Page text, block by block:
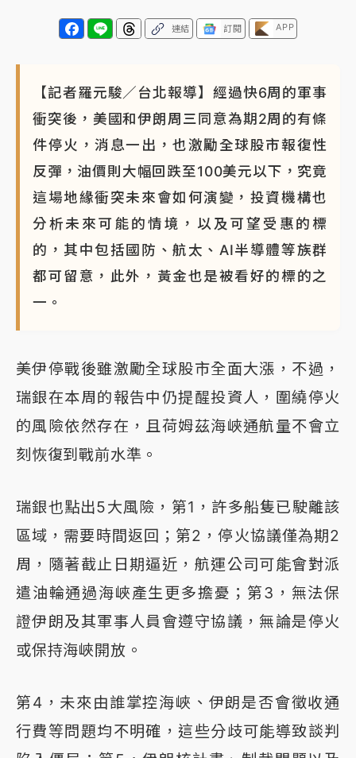
連結 訂閱 APP
【記者羅元駿／台北報導】經過快6周的軍事
衝突後，美國和伊朗周三同意為期2周的有條
件停火，消息一出，也激勵全球股市報復性
反彈，油價則大幅回跌至100美元以下，究竟
這場地緣衝突未來會如何演變，投資機構也
分析未來可能的情境，以及可望受惠的標
的，其中包括國防、航太、AI半導體等族群
都可留意，此外，黃金也是被看好的標的之
一。
美伊停戰後雖激勵全球股市全面大漲，不過，
瑞銀在本周的報告中仍提醒投資人，圍繞停火
的風險依然存在，且荷姆茲海峽通航量不會立
刻恢復到戰前水準。
瑞銀也點出5大風險，第1，許多船隻已駛離該
區域，需要時間返回；第2，停火協議僅為期2
周，隨著截止日期逼近，航運公司可能會對派
遣油輪通過海峽產生更多擔憂；第3，無法保
證伊朗及其軍事人員會遵守協議，無論是停火
或保持海峽開放。
第4，未來由誰掌控海峽、伊朗是否會徵收通
行費等問題均不明確，這些分歧可能導致談判